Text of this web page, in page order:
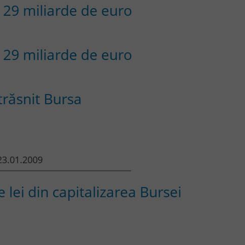
miliarde de euro
miliarde de euro
Bursa
lei din capitalizarea Bursei